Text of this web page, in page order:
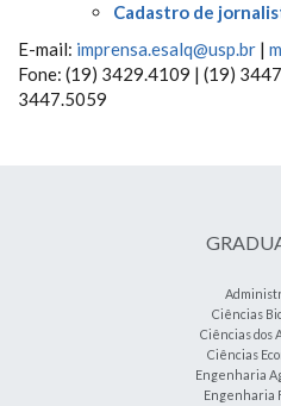
Cadastro de
E-mail: imprensa.esalq@usp.br |
Fone: (19) 3429.4109 | (19)
3447.5059
Ciências
Ciências dos
Ciências
Engenharia
Engenharia